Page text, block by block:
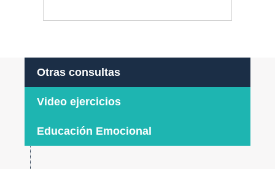
Otras consultas
Video ejercicios
Educación Emocional